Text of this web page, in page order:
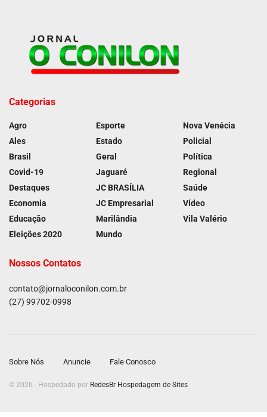
Categorias
Agro
Ales
Brasil
Covid-19
Destaques
Economia
Educação
Eleições 2020
Esporte
Estado
Geral
Jaguaré
JC BRASÍLIA
JC Empresarial
Marilândia
Mundo
Nova Venécia
Policial
Política
Regional
Saúde
Vídeo
Vila Valério
Nossos Contatos
contato@jornaloconilon.com.br
(27) 99702-0998
Sobre Nós Anuncie Fale Conosco
© 2026 - Hospedado por RedesBr Hospedagem de Sites